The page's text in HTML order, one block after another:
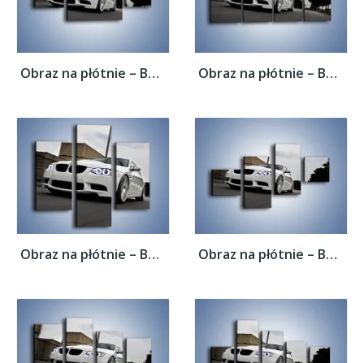
Obraz na płótnie – BMW M3 E92 Tuning –... Obraz na płótnie – BMW M3 E92 Tuning –...
Obraz na płótnie – BMW M3 E92 Tuning –... Obraz na płótnie – BMW M3 E92 Tuning –...